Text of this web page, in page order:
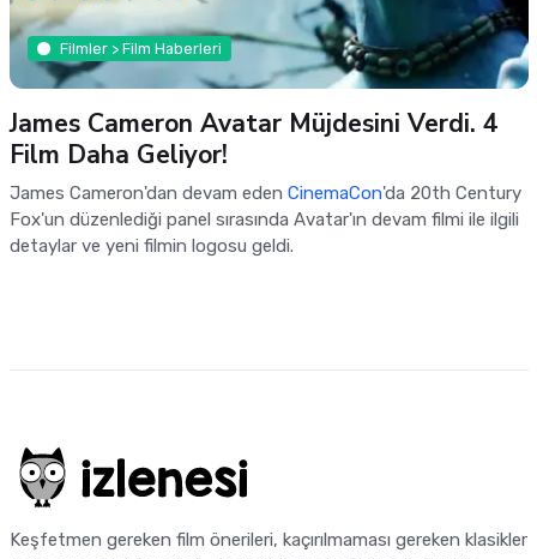
Filmler > Film Haberleri
James Cameron Avatar Müjdesini Verdi. 4
Film Daha Geliyor!
James Cameron'dan devam eden CinemaCon'da 20th Century
Fox'un düzenlediği panel sırasında Avatar'ın devam filmi ile ilgili
detaylar ve yeni filmin logosu geldi.
Keşfetmen gereken film önerileri, kaçırılmaması gereken klasikler